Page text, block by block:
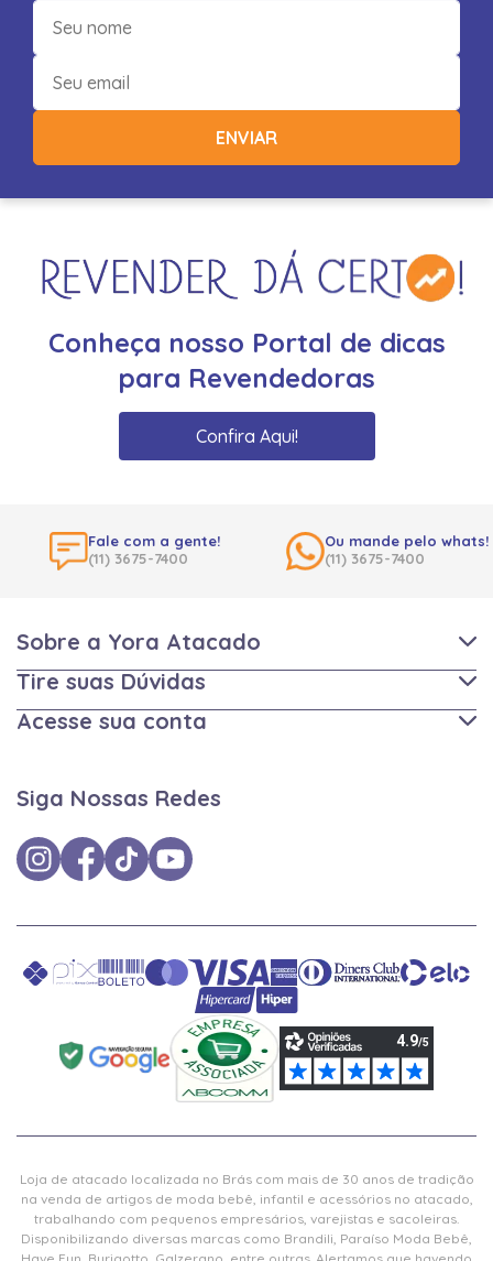
ENVIAR
Conheça nosso Portal de dicas
para Revendedoras
Confira Aqui!
Fale com a gente!
(11) 3675-7400
Ou mande pelo whats!
(11) 3675-7400
Sobre a Yora Atacado
Tire suas Dúvidas
Acesse sua conta
Siga Nossas Redes
Loja de atacado localizada no Brás com mais de 30 anos de tradição
na venda de artigos de moda bebê, infantil e acessórios no atacado,
trabalhando com pequenos empresários, varejistas e sacoleiras.
Disponibilizando diversas marcas como Brandili, Paraíso Moda Bebê,